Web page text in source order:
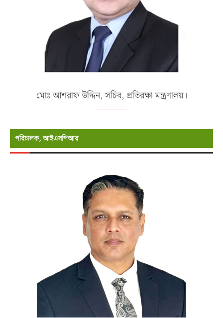
মোঃ আশরাফ উদ্দিন, সচিব, প্রতিরক্ষা মন্ত্রণালয়।
পরিচালক, আইএসপিআর